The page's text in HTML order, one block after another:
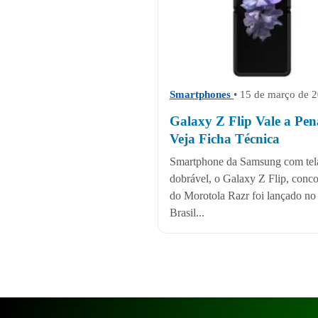
Smartphones • 15 de março de
Galaxy Z Flip Vale a
Veja Ficha Técnica
Smartphone da Samsung com
dobrável, o Galaxy Z Flip,
do Morotola Razr foi lançado no
Brasil...